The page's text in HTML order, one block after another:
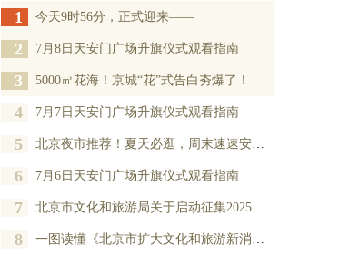
1 今天9时56分，正式迎来——
2 7月8日天安门广场升旗仪式观看指南
3 5000㎡花海！京城“花”式告白夯爆了！
4 7月7日天安门广场升旗仪式观看指南
5 北京夜市推荐！夏天必逛，周末速速安排——
6 7月6日天安门广场升旗仪式观看指南
7 北京市文化和旅游局关于启动征集2025年度北京市扩大文化和旅游新消费奖励项目的公告
8 一图读懂《北京市扩大文化和旅游新消费奖励办法》